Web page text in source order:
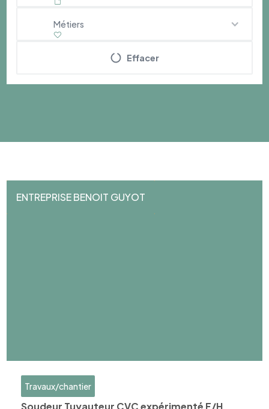
Métiers
Effacer
ENTREPRISE BENOIT GUYOT
Travaux/chantier
Soudeur Tuyauteur CVC expérimenté F/H